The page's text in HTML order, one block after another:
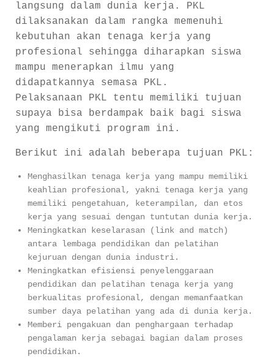
langsung dalam dunia kerja. PKL
dilaksanakan dalam rangka memenuhi
kebutuhan akan tenaga kerja yang
profesional sehingga diharapkan siswa
mampu menerapkan ilmu yang
didapatkannya semasa PKL.
Pelaksanaan PKL tentu memiliki tujuan
supaya bisa berdampak baik bagi siswa
yang mengikuti program ini.
Berikut ini adalah beberapa tujuan PKL:
Menghasilkan tenaga kerja yang mampu memiliki
keahlian profesional, yakni tenaga kerja yang
memiliki pengetahuan, keterampilan, dan etos
kerja yang sesuai dengan tuntutan dunia kerja.
Meningkatkan keselarasan (link and match)
antara lembaga pendidikan dan pelatihan
kejuruan dengan dunia industri.
Meningkatkan efisiensi penyelenggaraan
pendidikan dan pelatihan tenaga kerja yang
berkualitas profesional, dengan memanfaatkan
sumber daya pelatihan yang ada di dunia kerja.
Memberi pengakuan dan penghargaan terhadap
pengalaman kerja sebagai bagian dalam proses
pendidikan.